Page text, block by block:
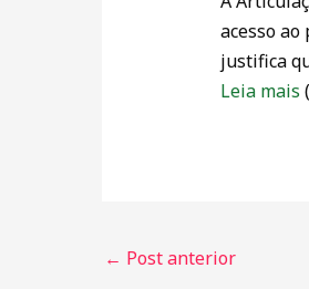
acesso ao
justifica
Leia mais
← Post anterior